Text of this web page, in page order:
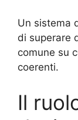
Un sistema
di superare
comune su
coerenti.
Il